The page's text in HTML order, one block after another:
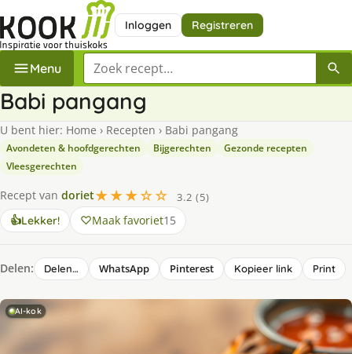
Inloggen Registreren
Menu Zoek een recept
Babi pangang
U bent hier: Home › Recepten › Babi pangang
Avondeten & hoofdgerechten Bijgerechten
Gezonde recepten
Vleesgerechten
Recept van doriet★★★☆☆
3.2 (5)
👍Lekker! Maak favoriet15
Delen: Delen… WhatsApp Pinterest Kopieer link Print
AI-kok